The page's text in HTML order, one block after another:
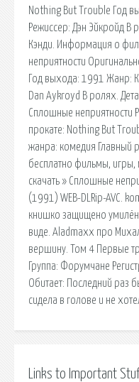
Nothing But Trouble Год
Режиссер: Дэн Эйкройд В
Кэнди. Информация о
неприятности
Год выхода: 1991 Жанр:
Dan Aykroyd В ролях.
Сплошные неприятности
прокате: Nothing But
жанра: комедия Главный
бесплатно фильмы, игры,
скачать » Сплошные
(1991) WEB-DLRip-AVC.
книшко защищено
виде. Aladmaxx про
вершину. Том 4 Первые
Группа: Форумчане
Обитает: Последний раз
сидела в голове и не
Links to Important